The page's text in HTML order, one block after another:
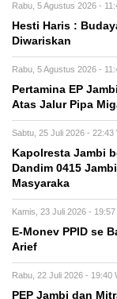
Rabu, 5 Agustus 2026 -
Hesti Haris :
Diwariskan
Rabu, 5 Agustus 2026 -
Pertamina EP
Atas Jalur Pipa
Sabtu, 25 Juli 2026 - 22:43
Kapolresta Jambi
Dandim 0415
Masyaraka
Kamis, 23 Juli 2026 - 19:57
E-Monev PPID se
Arief
Rabu, 22 Juli 2026 - 19:40
PEP Jambi dan